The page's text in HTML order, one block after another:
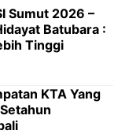
Sumut 2026 –
Batubara :
Tinggi
KTA Yang